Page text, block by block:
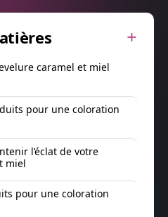
caramel et miel
pour une coloration
l’éclat de votre
miel
pour une coloration